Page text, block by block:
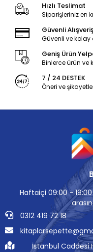
Hızlı Teslimat
Siparişleriniz en
Güvenli
Güvenli ve
Geniş Ürün
Binlerce ürün
7 / 24 DESTEK
Öneri ve
Haftaiçi 09:00 -
0312 419 72 18
İstanbul Caddesi